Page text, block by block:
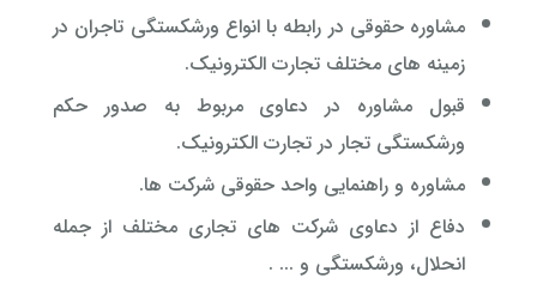
مشاوره حقوقی در رابطه با انواع ورشکستگی تاجران در
زمینه های مختلف تجارت الکترونیک.
قبول مشاوره در دعاوی مربوط به صدور حکم
ورشکستگی تجار در تجارت الکترونیک.
مشاوره و راهنمایی واحد حقوقی شرکت ها.
دفاع از دعاوی شرکت های تجاری مختلف از جمله
انحلال، ورشکستگی و ... .